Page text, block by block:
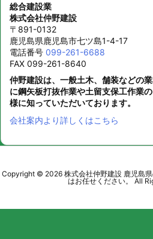
総合建設業
株式会社仲野建設
〒891-0132
鹿児島県鹿児島市七ツ島1-4-17
電話番号 099-261-6688
FAX 099-261-8640
仲野建設は、一般土木、舗装などの
に鋼矢板打抜作業や土留支保工作業
様に知っていただいております。
会社案内より詳しくはこちら
Copyright © 2026 株式会社仲野建設 鹿児島
はお任せください。
All